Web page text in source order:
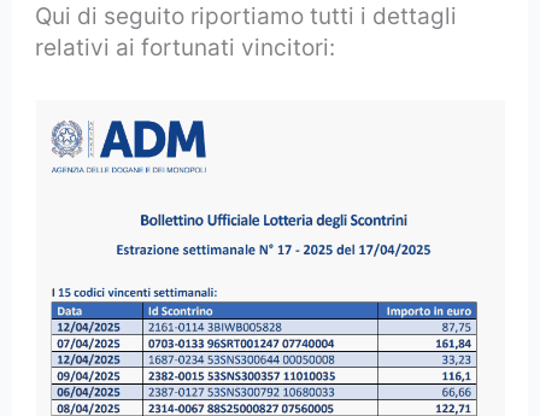
Qui di seguito riportiamo tutti i dettagli
relativi ai fortunati vincitori: